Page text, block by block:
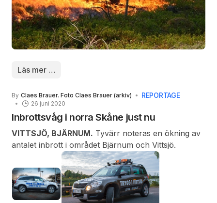
Läs mer …
By Claes Brauer. Foto Claes Brauer (arkiv) REPORTAGE
26 juni 2020
Inbrottsvåg i norra Skåne just nu
VITTSJÖ, BJÄRNUM. Tyvärr noteras en ökning av
antalet inbrott i området Bjärnum och Vittsjö.